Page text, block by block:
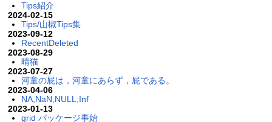
Tips紹介
2024-02-15
Tips/山椒Tips集
2023-09-12
RecentDeleted
2023-08-29
晴猫
2023-07-27
河童の屁は，河童にあらず，屁である。
2023-04-06
NA,NaN,NULL,Inf
2023-01-13
grid パッケージ事始